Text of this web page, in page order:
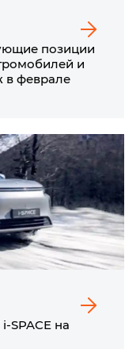
позиции
и
в феврале
на